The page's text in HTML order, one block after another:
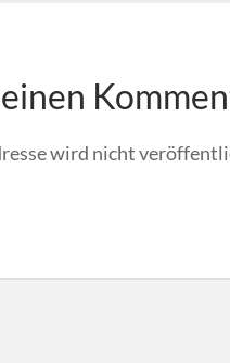
wird nicht